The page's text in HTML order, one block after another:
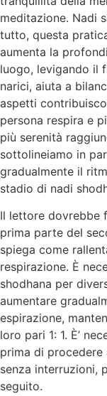
meditazione. Nadi
tutto, questa
aumenta la
luogo, levigando il
narici, aiuta a
aspetti
persona respira e
più serenità
sottolineiamo in
gradualmente il
stadio di nadi
Il lettore dovrebbe
prima parte del
spiega come
respirazione. È
shodhana per
aumentare
espirazione,
loro pari 1: 1. È’
prima di procedere
senza interruzioni,
seguito.